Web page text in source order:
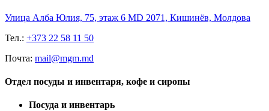
Улица Алба Юлия, 75, этаж 6 MD 2071, Кишинёв, Молдова
Тел.: +373 22 58 11 50
Почта: mail@mgm.md
Отдел посуды и инвентаря, кофе и сиропы
Посуда и инвентарь